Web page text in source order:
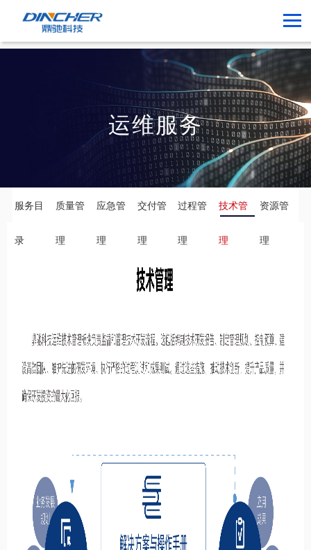
运维服务
服务目
录
质量管
理
应急管
理
交付管
理
过程管
理
技术管
理
资源管
理